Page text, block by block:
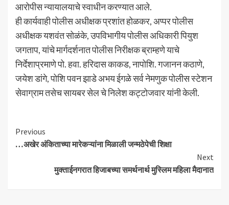
आरोपीस न्यायालयाचे स्वाधीन करण्यात आले.
ही कार्यवाही पोलीस अधीक्षक प्रशांत होळकर, अप्पर पोलीस
अधीक्षक यशवंत सोळंके, उपविभागीय पोलीस अधिकारी पियुश
जगताप, यांचे मार्गदर्शनात पोलीस निरीक्षक ब्राम्हणे याचे
निर्देशाप्रमाणे पो. हवा. हरिदास काकड, नापोशि. गजानन कठाणे,
जयेश डांगे, पोशि पवन झाडे अभय ईगळे सर्व नेमणुक पोलीस स्टेशन
सेवाग्राम तसेच सायबर सेल चे निलेश कट्टोजवार यांनी केली.
Continue
Reading
Previous
…अखेर अंकिताच्या मारेकऱ्यांना मिळाली जन्मठेपेची शिक्षा
Next
मुक्ताईनगरात हिजाबच्या समर्थनार्थ मुस्लिम महिला मैदानात